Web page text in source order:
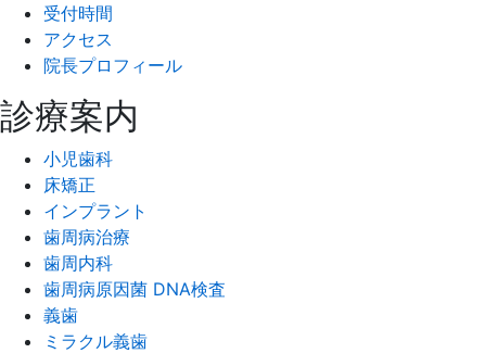
受付時間
アクセス
院長プロフィール
診療案内
小児歯科
床矯正
インプラント
歯周病治療
歯周内科
歯周病原因菌 DNA検査
義歯
ミラクル義歯